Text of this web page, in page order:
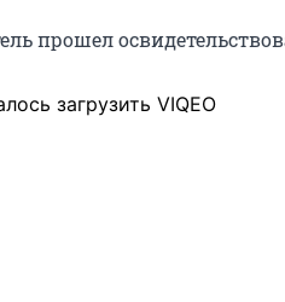
прошел
загрузить VIQEO